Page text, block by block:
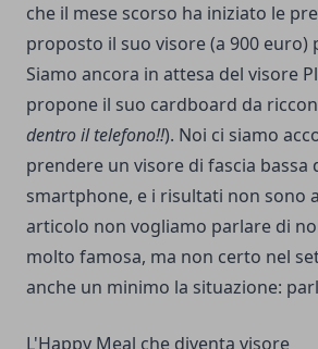
che il mese scorso ha iniziato le
proposto il suo visore (a 900
Siamo ancora in attesa del visore
propone il suo cardboard da
dentro il telefono!!). Noi ci siamo
prendere un visore di fascia
smartphone, e i risultati non sono
articolo non vogliamo parlare di
molto famosa, ma non certo nel
anche un minimo la situazione:
L'Happy Meal che diventa visore